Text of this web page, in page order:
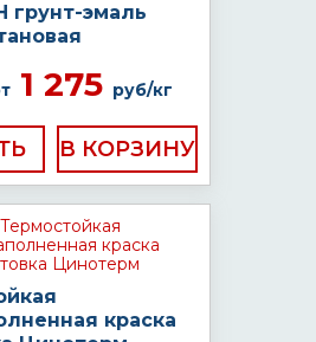
эмаль
1 275 руб/кг
краска